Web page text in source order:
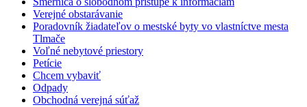
Verejné obstarávanie
Poradovník žiadateľov o mestské byty vo vlastníctve mesta
Tlmače
Voľné nebytové priestory
Petície
Chcem vybaviť
Odpady
Obchodná verejná súťaž